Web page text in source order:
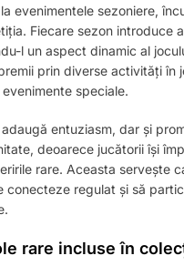
evenimentele sezoniere,
Fiecare sezon introduce
l un aspect dinamic al
prin diverse activități în
speciale.
entuziasm, dar și
deoarece jucătorii își
rare. Aceasta servește
conecteze regulat și să
rare incluse în